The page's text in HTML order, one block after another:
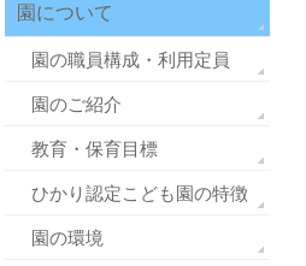
園について
園の職員構成・利用定員
園のご紹介
教育・保育目標
ひかり認定こども園の特徴
園の環境